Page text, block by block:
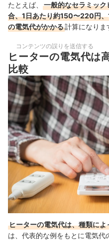
たとえば、
一般的なセラミッ
合、1日あたり約150〜220円
の電気代がかかる計算になりま
コンテンツの誤りを送信する
ヒーターの電気代は
比較
ヒーターの電気代は、種類に
は、代表的な例をもとに電気代